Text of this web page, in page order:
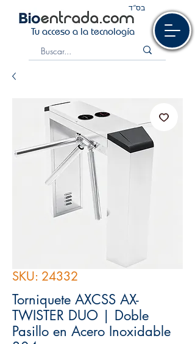
Tu acceso a la tecnología
בס“ד
SKU: 24332
Torniquete AXCSS AX-
TWISTER DUO | Doble
Pasillo en Acero Inoxidable